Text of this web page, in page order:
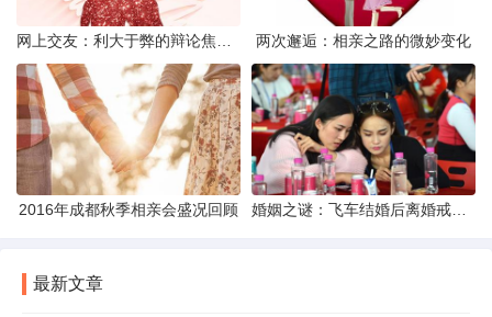
两次邂逅：相亲之路的微妙变化
2016年成都秋季相亲会盛况回顾
最新文章